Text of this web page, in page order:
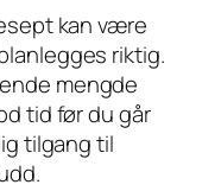
kan være
riktig.
mengde
tid før du går
tilgang til